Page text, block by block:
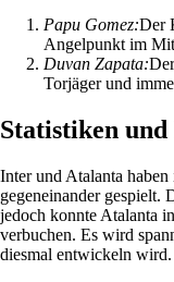
Papu Gomez:Der
Angelpunkt im
Duvan Zapata:
Torjäger und
Statistiken
Inter und Atalanta
gegeneinander gespielt.
jedoch konnte Atalanta
verbuchen. Es wird
diesmal entwickeln wird.